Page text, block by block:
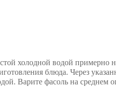
холодной водой примерно
блюда. Через
Варите фасоль на среднем